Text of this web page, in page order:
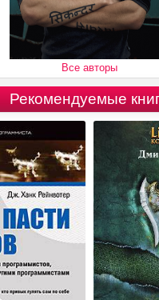
Все авторы
Рекомендуемые